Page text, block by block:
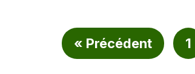
« Précédent 1